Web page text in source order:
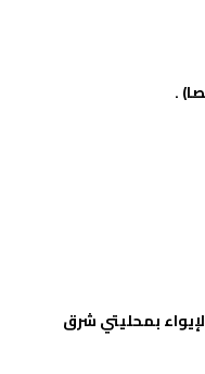
.
الإيواء بمحليتي شرق